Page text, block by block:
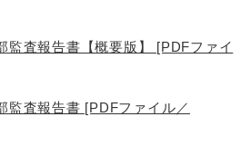
監査報告書【概要版】 [PDFファイ
監査報告書 [PDFファイル／